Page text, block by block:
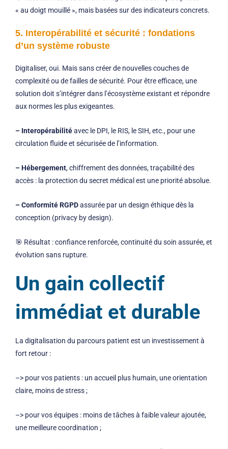
« au doigt mouillé », mais basées sur des indicateurs concrets.
5. Interopérabilité et sécurité : fondations
d’un système robuste
Digitaliser, oui. Mais sans créer de nouvelles couches de
complexité ou de failles de sécurité. Pour être efficace, une
solution doit s’intégrer dans l’écosystème existant et répondre
aux normes les plus exigeantes.
– Interopérabilitéavec le DPI, le RIS, le SIH, etc., pour une
circulation fluide et sécurisée de l’information.
– Hébergement, chiffrement des données, traçabilité des
accès : la protection du secret médical est une priorité absolue.
– Conformité RGPDassurée par un design éthique dès la
conception (privacy by design).
🎯 Résultat : confiance renforcée, continuité du soin assurée, et
évolution sans rupture.
Un gain collectif
immédiat et durable
La digitalisation du parcours patient est un investissement à
fort retour :
–> pour vos patients : un accueil plus humain, une orientation
claire, moins de stress ;
–> pour vos équipes : moins de tâches à faible valeur ajoutée,
une meilleure coordination ;